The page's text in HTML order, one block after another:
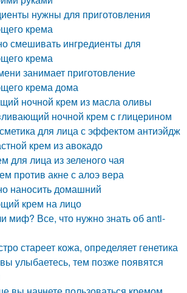
нужны для приготовления
крема
смешивать ингредиенты для
крема
занимает приготовление
крема дома
ночной крем из масла оливы
ночной крем с глицерином
для лица с эффектом антиэйдж
крем из авокадо
для лица из зеленого чая
против акне с алоэ вера
наносить домашний
крем на лицо
миф? Все, что нужно знать об anti-
стареет кожа, определяет генетика
улыбаетесь, тем позже появятся